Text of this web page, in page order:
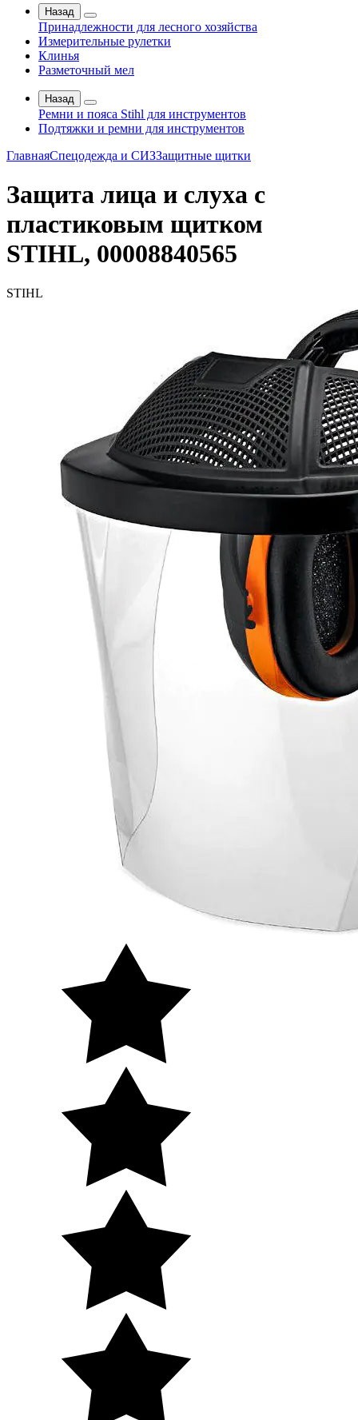
Назад
Принадлежности для лесного хозяйства
Измерительные рулетки
Клинья
Разметочный мел
Назад
Ремни и пояса Stihl для инструментов
Подтяжки и ремни для инструментов
ГлавнаяСпецодежда и СИЗЗащитные щитки
Защита лица и слуха с
пластиковым щитком
STIHL, 00008840565
STIHL